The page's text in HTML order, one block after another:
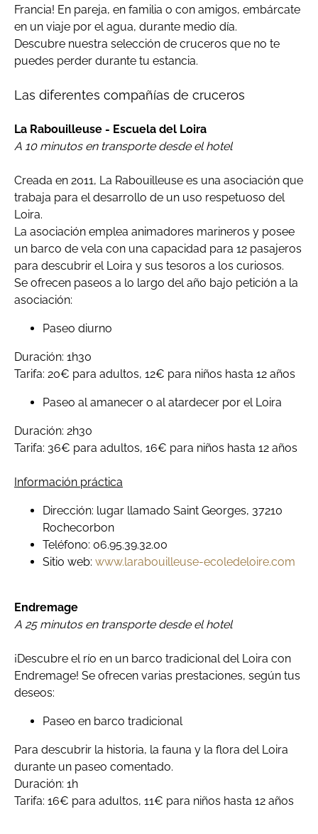
Francia! En pareja, en familia o con amigos, embárcate
en un viaje por el agua, durante medio día.
Descubre nuestra selección de cruceros que no te
puedes perder durante tu estancia.
Las diferentes compañías de cruceros
La Rabouilleuse - Escuela del Loira
A 10 minutos en transporte desde el hotel
Creada en 2011, La Rabouilleuse es una asociación que
trabaja para el desarrollo de un uso respetuoso del
Loira.
La asociación emplea animadores marineros y posee
un barco de vela con una capacidad para 12 pasajeros
para descubrir el Loira y sus tesoros a los curiosos.
Se ofrecen paseos a lo largo del año bajo petición a la
asociación:
Paseo diurno
Duración: 1h30
Tarifa: 20€ para adultos, 12€ para niños hasta 12 años
Paseo al amanecer o al atardecer por el Loira
Duración: 2h30
Tarifa: 36€ para adultos, 16€ para niños hasta 12 años
Información práctica
Dirección: lugar llamado Saint Georges, 37210
Rochecorbon
Teléfono: 06.95.39.32.00
Sitio web: www.larabouilleuse-ecoledeloire.com
Endremage
A 25 minutos en transporte desde el hotel
¡Descubre el río en un barco tradicional del Loira con
Endremage! Se ofrecen varias prestaciones, según tus
deseos:
Paseo en barco tradicional
Para descubrir la historia, la fauna y la flora del Loira
durante un paseo comentado.
Duración: 1h
Tarifa: 16€ para adultos, 11€ para niños hasta 12 años